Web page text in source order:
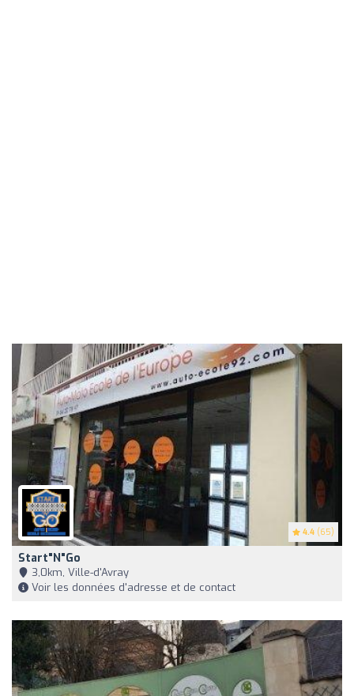
4.4 (65)
Start"N"Go
3,0km, Ville-d'Avray
Voir les données d'adresse et de contact